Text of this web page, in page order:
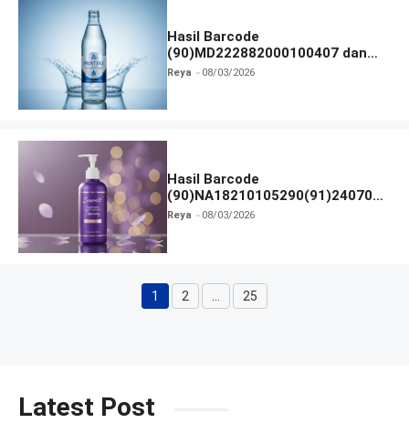
Hasil Barcode
(90)MD222882000100407 dan
Izin BPOM
Reya 08/03/2026
Hasil Barcode
(90)NA18210105290(91)240703
dan Izin BPOM
Reya 08/03/2026
Halaman
1 Halaman
2 Halaman
25
Latest Post